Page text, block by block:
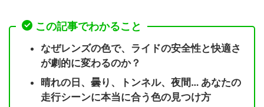
この記事でわかること
なぜレンズの色で、ライドの安全性と快適さ
が劇的に変わるのか？
晴れの日、曇り、トンネル、夜間… あなたの
走行シーンに本当に合う色の見つけ方